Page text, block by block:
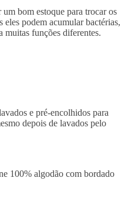
bom estoque para trocar os
podem acumular bactérias,
muitas funções diferentes.
e pré-encolhidos para
depois de lavados pelo
100% algodão com bordado